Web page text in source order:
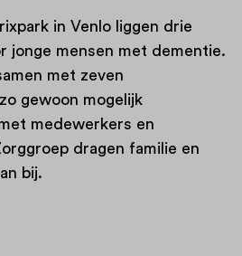
in Venlo liggen drie
jonge mensen met dementie.
met zeven
gewoon mogelijk
medewerkers en
dragen familie en
bij.